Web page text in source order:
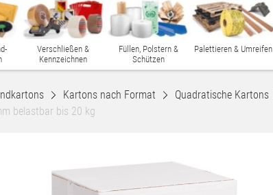
Verschließen &
Kennzeichnen
Füllen, Polstern &
Schützen
Palettieren & Umreifen
Kartons nach Format Quadratische Kartons
belastbar bis 20 kg